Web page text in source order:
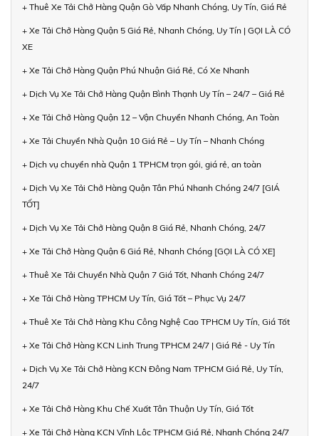
+ Thuê Xe Tải Chở Hàng Quận Gò Vấp Nhanh Chóng, Uy Tín, Giá Rẻ
+ Xe Tải Chở Hàng Quận 5 Giá Rẻ, Nhanh Chóng, Uy Tín | GỌI LÀ CÓ
XE
+ Xe Tải Chở Hàng Quận Phú Nhuận Giá Rẻ, Có Xe Nhanh
+ Dịch Vụ Xe Tải Chở Hàng Quận Bình Thạnh Uy Tín – 24/7 – Giá Rẻ
+ Xe Tải Chở Hàng Quận 12 – Vận Chuyển Nhanh Chóng, An Toàn
+ Xe Tải Chuyển Nhà Quận 10 Giá Rẻ – Uy Tín – Nhanh Chóng
+ Dịch vụ chuyển nhà Quận 1 TPHCM trọn gói, giá rẻ, an toàn
+ Dịch Vụ Xe Tải Chở Hàng Quận Tân Phú Nhanh Chóng 24/7 [GIÁ
TỐT]
+ Dịch Vụ Xe Tải Chở Hàng Quận 8 Giá Rẻ, Nhanh Chóng, 24/7
+ Xe Tải Chở Hàng Quận 6 Giá Rẻ, Nhanh Chóng [GỌI LÀ CÓ XE]
+ Thuê Xe Tải Chuyển Nhà Quận 7 Giá Tốt, Nhanh Chóng 24/7
+ Xe Tải Chở Hàng TPHCM Uy Tín, Giá Tốt – Phục Vụ 24/7
+ Thuê Xe Tải Chở Hàng Khu Công Nghệ Cao TPHCM Uy Tín, Giá Tốt
+ Xe Tải Chở Hàng KCN Linh Trung TPHCM 24/7 | Giá Rẻ - Uy Tín
+ Dịch Vụ Xe Tải Chở Hàng KCN Đông Nam TPHCM Giá Rẻ, Uy Tín,
24/7
+ Xe Tải Chở Hàng Khu Chế Xuất Tân Thuận Uy Tín, Giá Tốt
+ Xe Tải Chở Hàng KCN Vĩnh Lộc TPHCM Giá Rẻ, Nhanh Chóng 24/7